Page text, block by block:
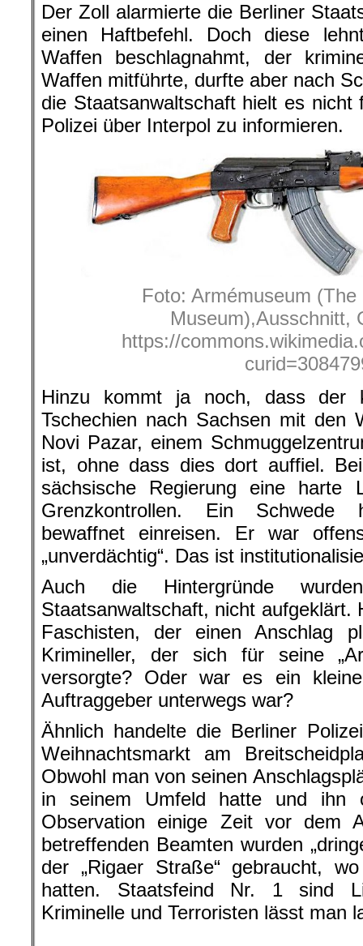
Der Zoll alarmierte die Berliner
einen Haftbefehl. Doch diese
Waffen beschlagnahmt, der
Waffen mitführte, durfte aber nach
die Staatsanwaltschaft hielt es nicht
Polizei über Interpol zu informieren.
Foto: Armémuseum
Museum),Ausschnitt,
https://
Hinzu kommt ja noch, dass der
Tschechien nach Sachsen mit den
Novi Pazar, einem
ist, ohne dass dies dort auffiel.
sächsische Regierung eine
Grenzkontrollen. Ein Schwede
bewaffnet einreisen. Er war
„unverdächtig“. Das ist
Auch die Hintergründe
Staatsanwaltschaft, nicht aufgeklärt.
Faschisten, der einen Anschlag
Krimineller, der sich für seine
versorgte? Oder war es ein
Auftraggeber unterwegs war?
Ähnlich handelte die Berliner
Weihnachtsmarkt am
Obwohl man von seinen
in seinem Umfeld hatte und ihn
Observation einige Zeit vor dem
betreffenden Beamten wurden
der „Rigaer Straße“ gebraucht,
hatten. Staatsfeind Nr. 1 sind
Kriminelle und Terroristen lässt man